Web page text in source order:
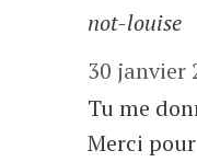
not-louise
30 janvier
Tu me
Merci